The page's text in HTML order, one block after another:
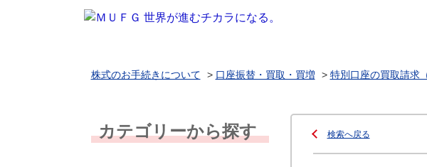
株式のお手続きについて > 口座振替・買取・買増 > 特別口座の買取請求
カテゴリーから探す 検索へ戻る